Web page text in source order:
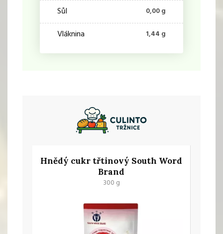
Sůl 0,00 g
Vláknina 1,44 g
Hnědý cukr třtinový South Word
Brand
300 g